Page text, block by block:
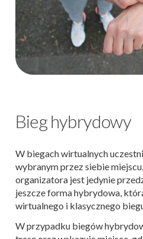
Bieg hybrydowy
W biegach wirtualnych
wybranym przez siebie
organizatora jest jedynie
jeszcze forma hybrydowa,
wirtualnego i klasycznego
W przypadku biegów